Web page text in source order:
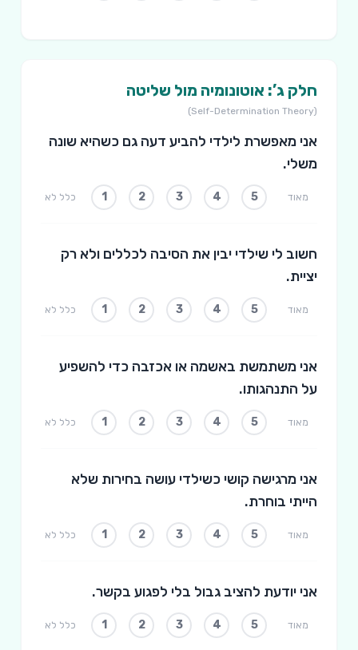
חלק ג’: אוטונומיה מול שליטה
(Self-Determination Theory)
אני מאפשרת לילדי להביע דעה גם כשהיא שונה
משלי.
כלל לא 1 2 3 4 5 מאוד
חשוב לי שילדי יבין את הסיבה לכללים ולא רק
יציית.
כלל לא 1 2 3 4 5 מאוד
אני משתמשת באשמה או אכזבה כדי להשפיע
על התנהגותו.
כלל לא 1 2 3 4 5 מאוד
אני מרגישה קושי כשילדי עושה בחירות שלא
הייתי בוחרת.
כלל לא 1 2 3 4 5 מאוד
אני יודעת להציב גבול בלי לפגוע בקשר.
כלל לא 1 2 3 4 5 מאוד